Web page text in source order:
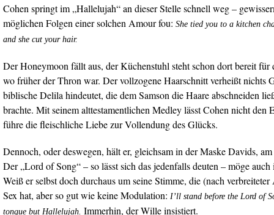
Cohen springt im „Hallelujah“ an dieser Stelle schnell weg –
möglichen Folgen einer solchen Amour fou: She tied you to a kitchen
and she cut your hair.
Der Honeymoon fällt aus, der Küchenstuhl steht schon dort bereit
wo früher der Thron war. Der vollzogene Haarschnitt verheißt nichts
biblische Delila hindeutet, die dem Samson die Haare abschneiden
brachte. Mit seinem alttestamentlichen Medley lässt Cohen nicht den
führe die fleischliche Liebe zur Vollendung des Glücks.
Dennoch, oder deswegen, hält er, gleichsam in der Maske Davids,
Der „Lord of Song“ – so lässt sich das jedenfalls deuten – möge
Weiß er selbst doch durchaus um seine Stimme, die (nach
Sex hat, aber so gut wie keine Modulation: I’ll stand before the Lord of
tongue but Hallelujah. Immerhin, der Wille insistiert.